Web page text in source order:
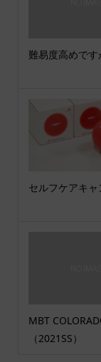
難易度高めです
セルフケアキャ
MBT
（2021SS）